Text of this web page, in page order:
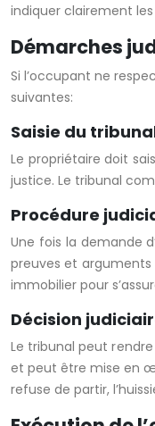
indiquer clairement
Démarches
Si l’occupant ne
suivantes:
Saisie du
Le propriétaire doit
justice. Le tribunal
Procédure
Une fois la demande
preuves et arguments
immobilier pour
Décision
Le tribunal peut
et peut être mise en
refuse de partir,